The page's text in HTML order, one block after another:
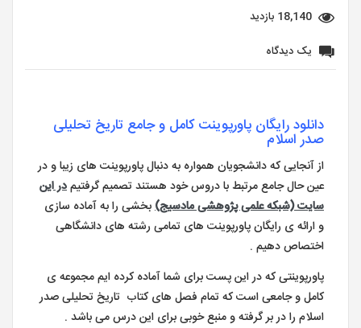
18,140 بازدید
یک دیدگاه
دانلود رایگان پاورپوینت کامل و جامع تاریخ تحلیلی
صدر اسلام
از آنجایی که دانشجویان همواره به دنبال پاورپوینت های زیبا و در
عین حال جامع مرتبط با دروس خود هستند تصمیم گرفتیمدر این
سایت (شبکه علمی پژوهشی مادسیج)بخشی را به آماده سازی
و ارائه ی رایگان پاورپوینت های تمامی رشته های دانشگاهی
اختصاص دهیم .
پاورپوینتی که در این پست برای شما آماده کرده ایم مجموعه ی
کامل و جامعی است که تمام فصل های کتاب تاریخ تحلیلی صدر
اسلام را در بر گرفته و منبع خوبی برای این درس می باشد .